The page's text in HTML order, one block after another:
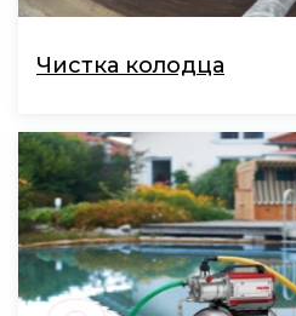
Чистка колодца